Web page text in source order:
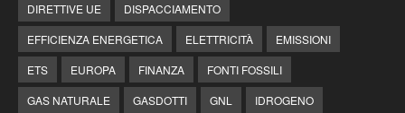
DIRETTIVE UE
DISPACCIAMENTO
EFFICIENZA ENERGETICA
ELETTRICITÀ
EMISSIONI
ETS
EUROPA FINANZA
FONTI FOSSILI
GAS NATURALE
GASDOTTI GNL IDROGENO